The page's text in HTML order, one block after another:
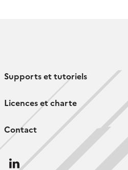
Supports et tutoriels
Licences et charte
Contact
Follow
us